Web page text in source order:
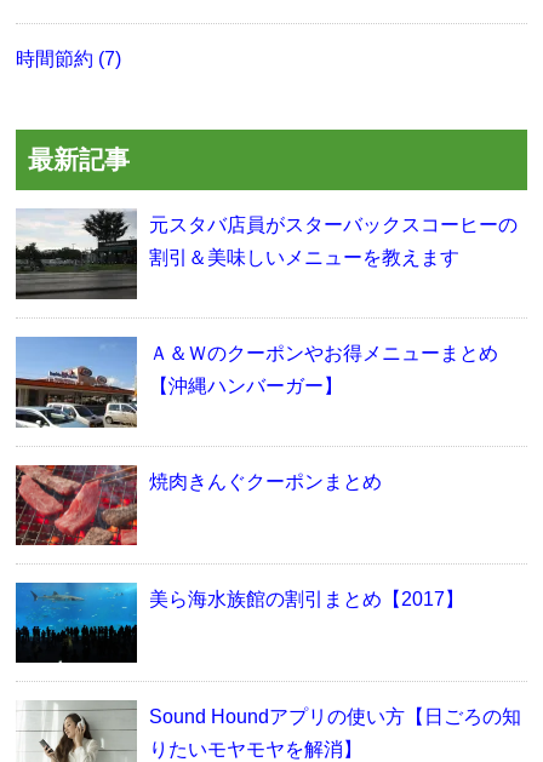
時間節約 (7)
最新記事
元スタバ店員がスターバックスコーヒーの
割引＆美味しいメニューを教えます
Ａ＆Ｗのクーポンやお得メニューまとめ
【沖縄ハンバーガー】
焼肉きんぐクーポンまとめ
美ら海水族館の割引まとめ【2017】
Sound Houndアプリの使い方【日ごろの知
りたいモヤモヤを解消】